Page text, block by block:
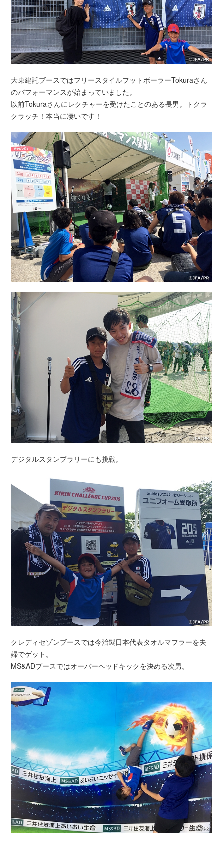
大東建託ブースではフリースタイルフットボーラーTokuraさん
のパフォーマンスが始まっていました。
以前Tokuraさんにレクチャーを受けたことのある長男。トクラ
クラッチ！本当に凄いです！
デジタルスタンプラリーにも挑戦。
クレディセゾンブースでは今治製日本代表タオルマフラーを夫
婦でゲット。
MS&ADブースではオーバーヘッドキックを決める次男。